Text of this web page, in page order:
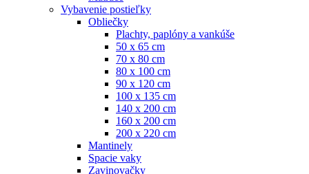
Vybavenie postieľky
Obliečky
Plachty, paplóny a vankúše
50 x 65 cm
70 x 80 cm
80 x 100 cm
90 x 120 cm
100 x 135 cm
140 x 200 cm
160 x 200 cm
200 x 220 cm
Mantinely
Spacie vaky
Zavinovačky